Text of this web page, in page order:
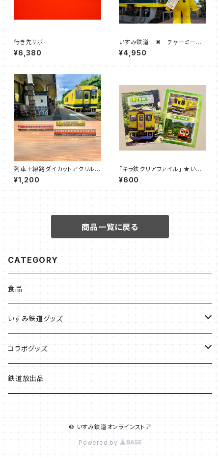
行き先サボ
¥6,380
いすみ鉄道 ✖ チャーミーち
ゃん （いすみ鉄道オリジナルカ
ラー）
¥4,950
列車＋線路ダイカットアクリル定
規セット
¥1,200
「キラ鉄クリアファイル」 ★いす
み鉄道オリジナル★
¥600
商品一覧に戻る
CATEGORY
食品
いすみ鉄道グッズ
いすみ鉄道グッズ
キハグッズ
コラボグッズ
始発ちゃんグッズ
鉄道放出品
© いすみ鉄道オンラインストア
Powered by